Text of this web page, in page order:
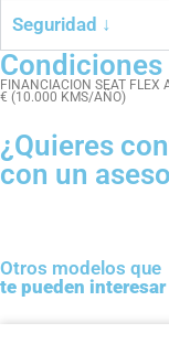
Seguridad ↓
FINANCIACION SEAT
€ (10.000 KMS/AÑO)
¿Quieres
con un
Otros modelos que
te pueden interesar